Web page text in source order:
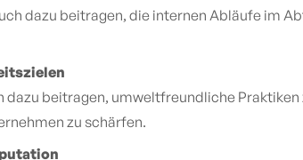
dazu beitragen, die internen Abläufe im
dazu beitragen, umweltfreundliche
zu schärfen.